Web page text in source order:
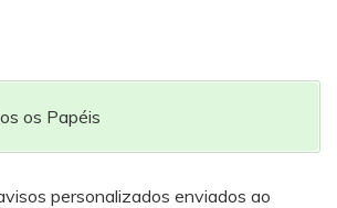
os Papéis
personalizados enviados ao